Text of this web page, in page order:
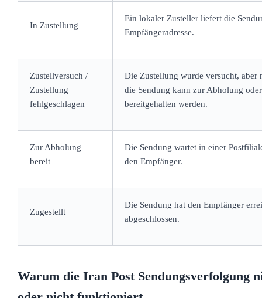
In Zustellung
Ein lokaler Zusteller liefert die
Empfängeradresse.
Zustellversuch /
Zustellung
fehlgeschlagen
Die Zustellung wurde versucht, aber
die Sendung kann zur Abholung
bereitgehalten werden.
Zur Abholung
bereit
Die Sendung wartet in einer
den Empfänger.
Zugestellt
Die Sendung hat den Empfänger
abgeschlossen.
Warum die Iran Post Sendungsverfolgung